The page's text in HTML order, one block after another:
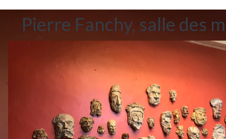
Pierre Fanchy, salle des